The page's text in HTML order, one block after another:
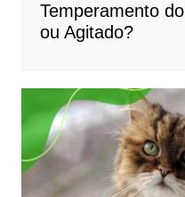
Temperamento
ou Agitado?